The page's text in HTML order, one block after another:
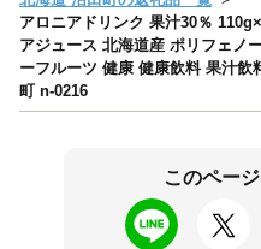
アロニアドリンク 果汁30％
アジュース 北海道産 ポリフェノ
ーフルーツ 健康 健康飲料 果汁
町 n-0216
このペー